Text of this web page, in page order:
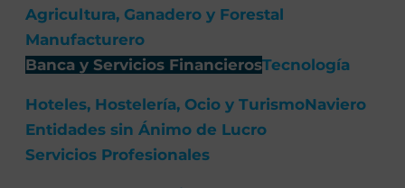
Agricultura, Ganadero y Forestal
Manufacturero
Banca y Servicios FinancierosTecnología
Hoteles, Hostelería, Ocio y TurismoNaviero
Entidades sin Ánimo de Lucro
Servicios Profesionales